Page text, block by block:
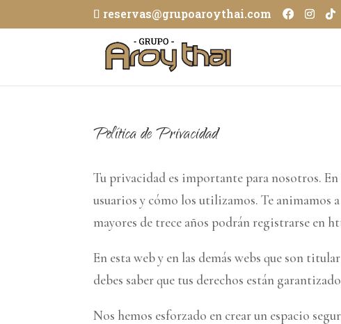
reservas@grupoaroythai.com
Política de Privacidad
Tu privacidad es importante para nosotros.
usuarios y cómo los utilizamos. Te animamos
mayores de trece años podrán registrarse en
En esta web y en las demás webs que son
debes saber que tus derechos están
Nos hemos esforzado en crear un espacio